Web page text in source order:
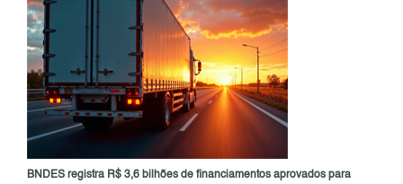
BNDES registra R$ 3,6 bilhões de financiamentos aprovados para